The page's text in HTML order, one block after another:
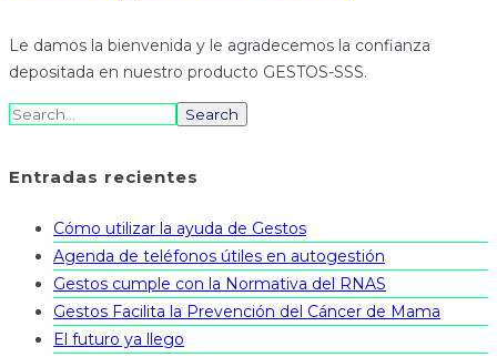
Le damos la bienvenida y le agradecemos la confianza
depositada en nuestro producto GESTOS-SSS.
Search
Entradas recientes
Cómo utilizar la ayuda de Gestos
Agenda de teléfonos útiles en autogestión
Gestos cumple con la Normativa del RNAS
Gestos Facilita la Prevención del Cáncer de Mama
El futuro ya llego